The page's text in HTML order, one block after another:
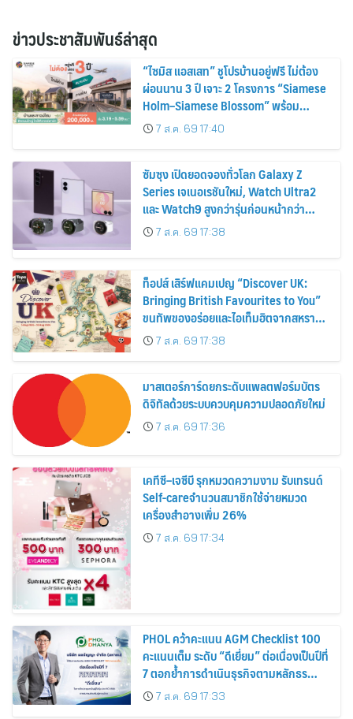
ข่าวประชาสัมพันธ์ล่าสุด
“ไซมิส แอสเสท” ชูโปรบ้านอยู่ฟรี ไม่ต้อง
ผ่อนนาน 3 ปี เจาะ 2 โครงการ “Siamese
Holm–Siamese Blossom” พร้อม
ส่วนลดและสิทธิพิเศษถึง 31 สิงหาคม
2569
7 ส.ค. 69 17:40
ซัมซุง เปิดยอดจองทั่วโลก Galaxy Z
Series เจเนอเรชันใหม่, Watch Ultra2
และ Watch9 สูงกว่ารุ่นก่อนหน้ากว่า
30%7 ส.ค. 69 17:38
ท็อปส์ เสิร์ฟแคมเปญ “Discover UK:
Bringing British Favourites to You”
ขนทัพของอร่อยและไอเท็มฮิตจากสหราช
อาณาจักร ส่งตรงถึงมือตั้งแต่วันนี้ – 18
สิงหาคมนี้
7 ส.ค. 69 17:38
มาสเตอร์การ์ดยกระดับแพลตฟอร์มบัตร
ดิจิทัลด้วยระบบควบคุมความปลอดภัยใหม่
7 ส.ค. 69 17:36
เคทีซี–เจซีบี รุกหมวดความงาม รับเทรนด์
Self-careจำนวนสมาชิกใช้จ่ายหมวด
เครื่องสำอางเพิ่ม 26%
7 ส.ค. 69 17:34
PHOL คว้าคะแนน AGM Checklist 100
คะแนนเต็ม ระดับ “ดีเยี่ยม” ต่อเนื่องเป็นปีที่
7 ตอกย้ำการดำเนินธุรกิจตามหลักธร
รมาภิบาล โปร่งใส สร้างความเชื่อมั่นผู้ถือ
หุ้น
7 ส.ค. 69 17:33